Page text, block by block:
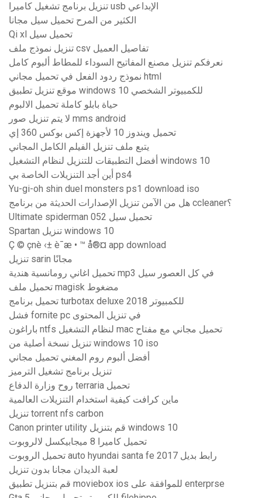
تنزيل برنامج تشغيل كاميرا usb الإبداعي
الكثير من المرح تحميل سيل مجانا
Qi xl تحميل سيل
تنزيل نموذج ملف csv تفاصيل العميل
نعرفكم تنزيل مصنع المفاتيح السوداء للمطاط ألبوم كامل
نموذج ردود الفعل في تحميل مجاني html
موقع تنزيل تطبيق windows 10 للكمبيوتر الشخصي
حياة بابلو كاملة تحميل الالبوم
لا يتم تنزيل صور mms android
تحميل ويندوز 10 لأجهزة إكس بوكس ​​360 إي
يتبع ملف تنزيل الفيلم الكامل المجاني
أفضل التطبيقات للتنزيل لنظام التشغيل windows 10
أين أجد التنزيلات الخاصة بي ps4
Yu-gi-oh shin duel monsters ps1 download iso
هل من الآمن تنزيل الإصدارات الحديثة من برنامج ccleaner؟
Ultimate spiderman 052 تحميل سيل
Spartan تنزيل windows 10
Ç © çnè ‹± è¯æ • ™ å®¤ app download
تنزيل sarin مجانًا
تحميل اغاني رومانسية هندية mp3 في كل العصور سيل
تحميل ملف magisk مضغوط
تحميل برنامج turbotax deluxe 2018 للكمبيوتر
فشل fornite pc في تنزيل المحتوى
باراغون ntfs لنظام التشغيل mac تحميل مجاني مع مفتاح
تنزيل نسخة أصلية من windows 10 iso
أفضل ألبوم روم المغني تحميل مجاني
تنزيل برنامج تشغيل الترميز
روح وزارة الدفاع terraria تحميل
ماين كرافت كيفية استخدام التنزيلات العالمية
تنزيل torrent nfs carbon
Canon printer utility قم بتنزيل windows 10
تحميل كاميرا 8 ميجابيكسل لالروبوت
تحميل الروبوت auto hyundai santa fe 2017 رابط بديل
لعبة الديدان مجانا بدون تنزيل
قم بتنزيل تطبيق moviebox ios للموافقة على enterprse